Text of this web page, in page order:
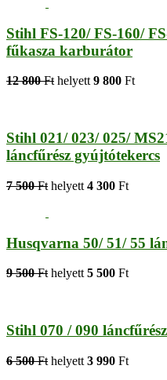
Stihl FS-120/ FS-160/
fűkasza karburátor
12 800 Fthelyett9 800 Ft
Stihl 021/ 023/ 025/
láncfűrész gyújtótekercs
7 500 Ft helyett 4 300 Ft
Husqvarna 50/ 51/ 55
9 500 Ft helyett 5 500 Ft
Stihl 070 / 090
6 500 Ft helyett 3 990 Ft